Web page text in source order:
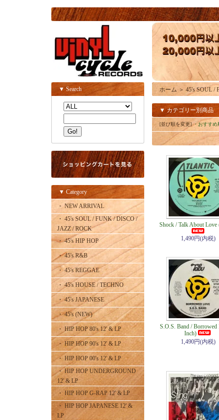
▼ Search
▼ Category
・ NEW ARRIVAL
・ 45's SOUL / FUNK / DISCO /
JAZZ / ROCK
・ 45's HIP HOP
・ 45's R&B
・ 45's REGGAE
・ 45's HOUSE / TECHNO
・ 45's JAPANESE
・ 45's (NEW)
・ HIP HOP 80's 12' & LP
・ HIP HOP 90's 12' & LP
・ HIP HOP 00's 12' & LP
・ HIP HOP UNDERGROUND
12' & LP
・ HIP HOP G-RAP 12' & LP
・ HIP HOP JAPANESE 12' &
LP
ホーム ＞ 45's SOUL /
▼ カテゴリー別商品
[並び順を変更]・おすすめ
Shock / Talk About Love
1,490円(内税)
S.O.S. Band / Borrowed
Inch)
1,490円(内税)